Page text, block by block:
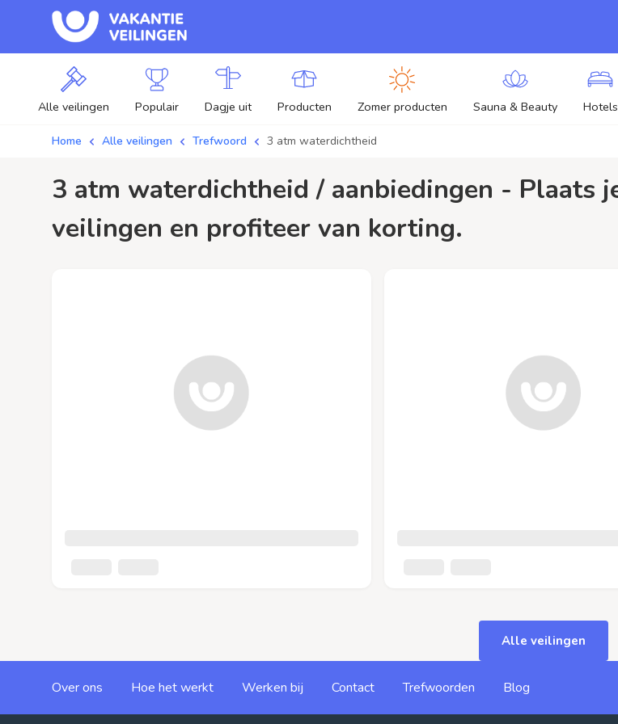
Alle veilingen Populair Dagje uit Producten Zomer producten Sauna & Beauty Hotels
Home Alle veilingen Trefwoord 3 atm waterdichtheid
3 atm waterdichtheid / aanbiedingen - Plaats je bod op 3 atm waterdichtheid
veilingen en profiteer van korting.
Alle veilingen
Over ons Hoe het werkt Werken bij Contact Trefwoorden Blog